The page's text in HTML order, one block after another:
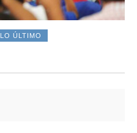
LO ÚLTIMO